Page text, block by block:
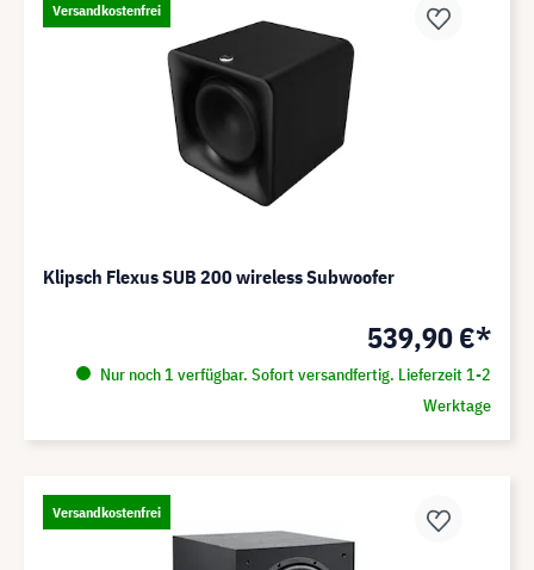
Versandkostenfrei
Klipsch Flexus SUB 200 wireless Subwoofer
539,90 €*
Nur noch 1 verfügbar. Sofort versandfertig. Lieferzeit 1-2
Werktage
Versandkostenfrei